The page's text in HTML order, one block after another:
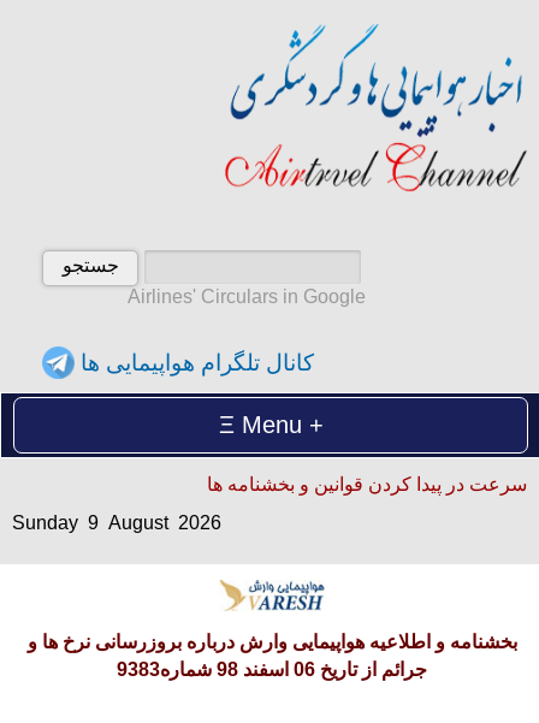
Airlines' Circulars in Google
کانال تلگرام هواپیمایی ها
Menu
سرعت در پیدا کردن قوانین و بخشنامه ها
Sunday 9 August 2026
یکشنبه 18 امرداد 1405
Sunday 9 August 2026
بخشنامه و اطلاعیه هواپیمایی وارش درباره بروزرسانی نرخ ها و
جرائم از تاریخ 06 اسفند 98 شماره9383